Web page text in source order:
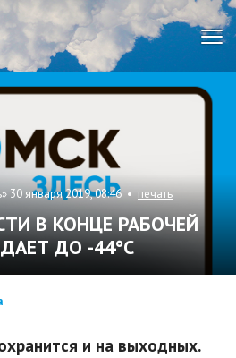
30 января 2019, 08:46 • печать
В КОНЦЕ РАБОЧЕЙ
ДО -44°C
и на выходных.